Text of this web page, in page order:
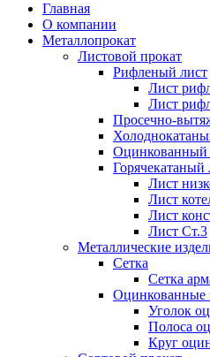
Главная
О компании
Металлопрокат
Листовой прокат
Рифленый лист
Лист
Лист
Просечно-
Оцинкованный
Горячекатаный
Лист
Лист
Лист
Лист Ст.3
Металлические
Сетка
Сетка
Оцинкованные
Уголок
Полоса
Круг